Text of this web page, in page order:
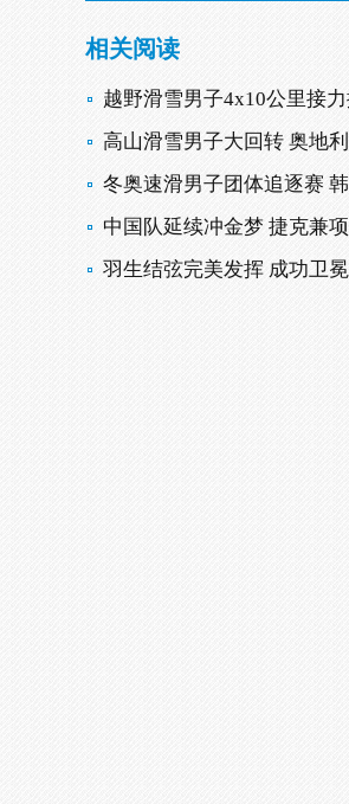
相关阅读
越野滑雪男子4x10公里接
高山滑雪男子大回转 奥地
冬奥速滑男子团体追逐赛
中国队延续冲金梦 捷克兼
羽生结弦完美发挥 成功卫